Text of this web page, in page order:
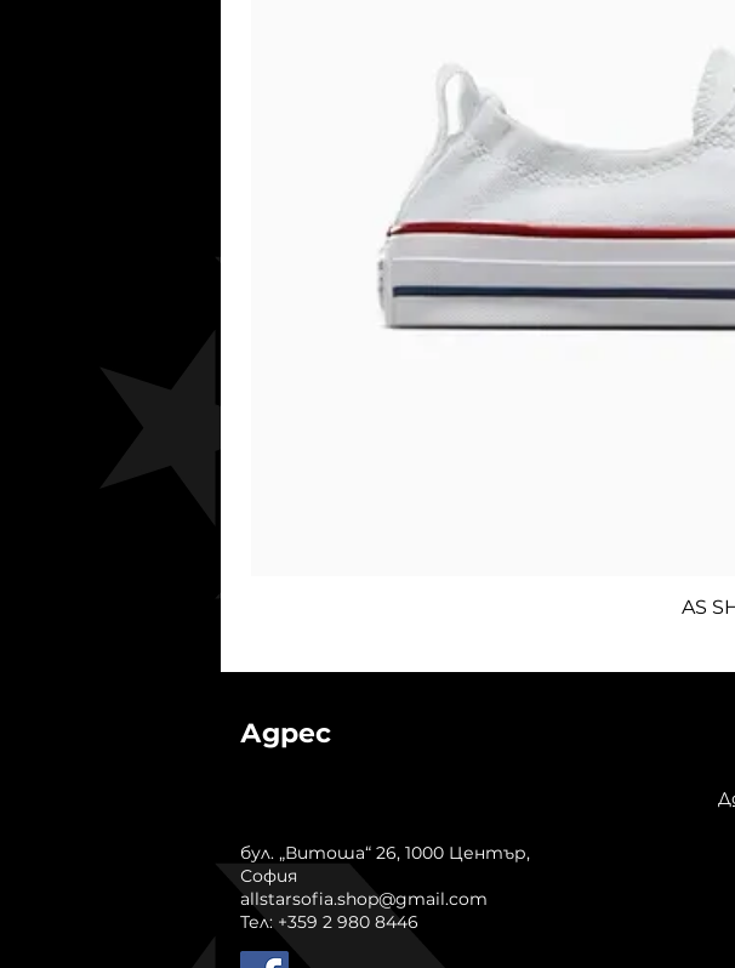
AS
Адрес
бул. „Витоша“ 26, 1000 Център,
София
allstarsofia.shop@gmail.com
Тел: +359 2 980 8446